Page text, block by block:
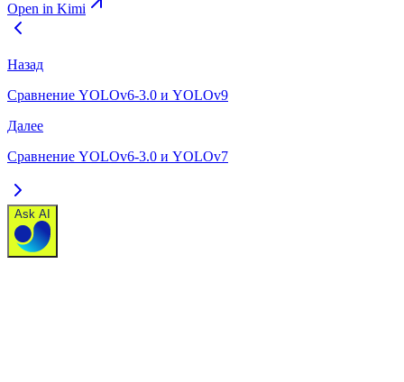
Open in Kimi
Назад
Сравнение YOLOv6-3.0 и YOLOv9
Далее
Сравнение YOLOv6-3.0 и YOLOv7
Ask AI